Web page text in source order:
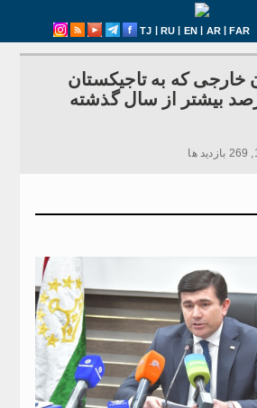
TJ | RU | EN | AR|FAR
خارجی که به تاجیکستان
اند 40.7 درصد بیشتر از سال گذشته